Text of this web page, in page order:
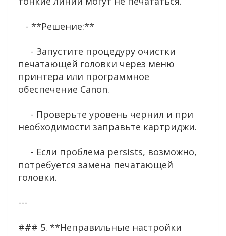
- **Решение:**
- Запустите процедуру очистки
печатающей головки через меню
принтера или программное
обеспечение Canon.
- Проверьте уровень чернил и при
необходимости заправьте картриджи.
- Если проблема persists, возможно,
потребуется замена печатающей
головки.
---
### 5. **Неправильные настройки